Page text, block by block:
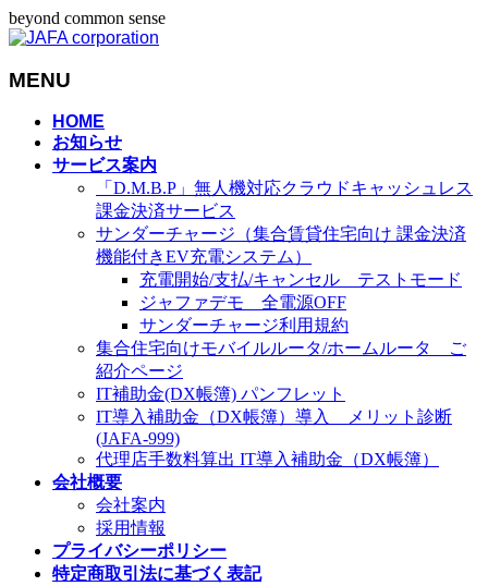
beyond common sense
MENU
HOME
お知らせ
サービス案内
「D.M.B.P」無人機対応クラウドキャッシュレス
課金決済サービス
サンダーチャージ（集合賃貸住宅向け 課金決済
機能付きEV充電システム）
充電開始/支払/キャンセル テストモード
ジャファデモ 全電源OFF
サンダーチャージ利用規約
集合住宅向けモバイルルータ/ホームルータ ご
紹介ページ
IT補助金(DX帳簿) パンフレット
IT導入補助金（DX帳簿）導入 メリット診断
(JAFA-999)
代理店手数料算出 IT導入補助金（DX帳簿）
会社概要
会社案内
採用情報
プライバシーポリシー
特定商取引法に基づく表記